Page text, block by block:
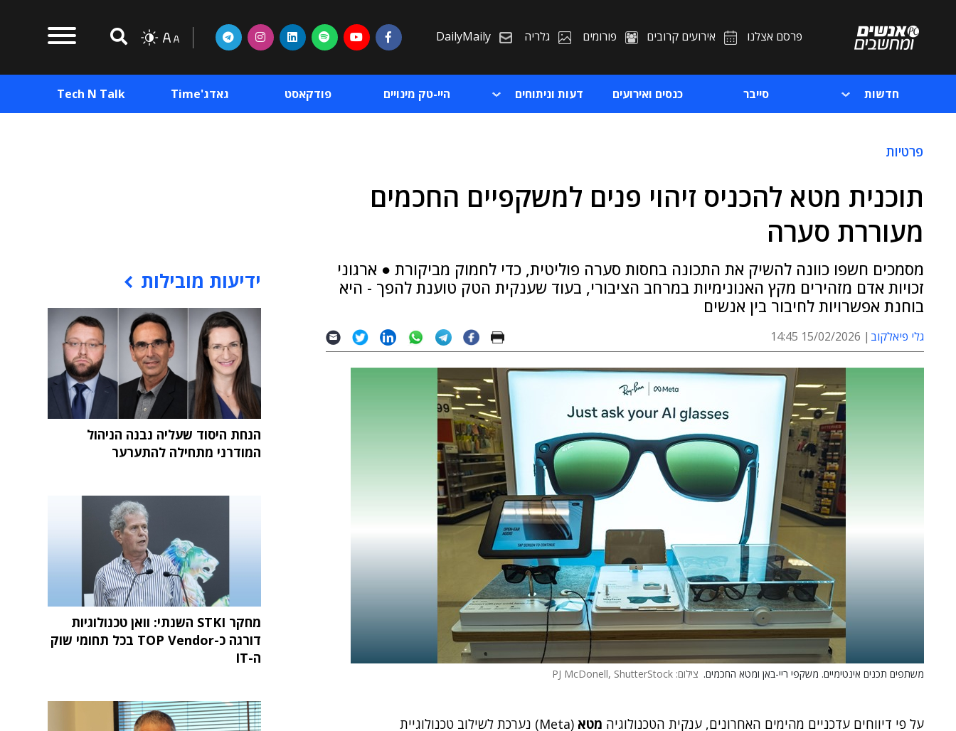
פרסם אצלנו אירועים קרובים פורומים גלריה DailyMaily
חדשות סייבר כנסים ואירועים דעות וניתוחים היי-טק מינויים פודקאסט גאדג'Time Tech N Talk
פרטיות
תוכנית מטא להכניס זיהוי פנים למשקפיים החכמים
מעוררת סערה
מסמכים חשפו כוונה להשיק את התכונה בחסות סערה פוליטית, כדי לחמוק מביקורת ● ארגוני
זכויות אדם מזהירים מקץ האנונימיות במרחב הציבורי, בעוד שענקית הטק טוענת להפך - היא
בוחנת אפשרויות לחיבור בין אנשים
גלי פיאלקוב 15/02/2026 14:45
משתפים תכנים אינטימיים. משקפי ריי-באן ומטא החכמים. צילום: PJ McDonell, ShutterStock
על פי דיווחים עדכניים מהימים האחרונים, ענקית הטכנולוגיה מטא
(Meta) נערכת לשילוב טכנולוגיית
ידיעות מובילות
הנחת היסוד שעליה נבנה הניהול
המודרני מתחילה להתערער
מחקר STKI השנתי: וואן טכנולוגיות
דורגה כ-TOP Vendor בכל תחומי שוק
ה-IT